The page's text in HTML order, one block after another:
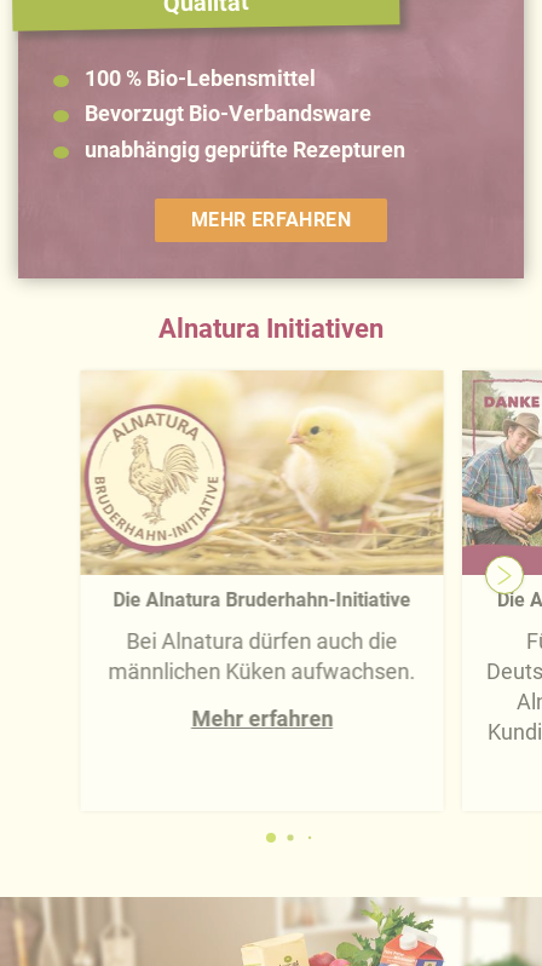
100 % Bio-Lebensmittel
Bevorzugt Bio-Verbandsware
unabhängig geprüfte Rezepturen
MEHR ERFAHREN
Alnatura Initiativen
Die Alnatura Bruderhahn-Initiative
Bei Alnatura dürfen auch die
männlichen Küken aufwachsen.
Mehr erfahren
Die